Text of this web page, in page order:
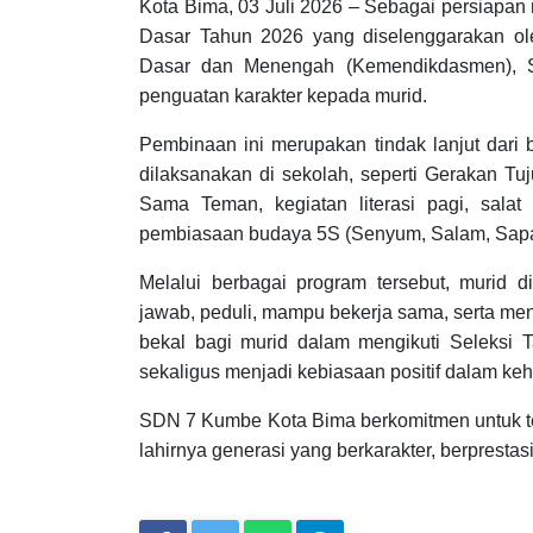
Kota Bima, 03 Juli 2026 – Sebagai
Dasar Tahun 2026 yang diselenggarakan
Dasar dan Menengah
penguatan karakter kepada murid.
Pembinaan ini merupakan tindak lanjut dari
dilaksanakan di sekolah, seperti Gerakan
Sama Teman, kegiatan literasi pagi,
pembiasaan budaya 5S (Senyum, Salam,
Melalui berbagai program tersebut, murid
jawab, peduli, mampu bekerja sama, serta
bekal bagi murid dalam mengikuti Seleksi
sekaligus menjadi kebiasaan positif dalam
SDN 7 Kumbe Kota Bima berkomitmen
lahirnya generasi yang berkarakter,